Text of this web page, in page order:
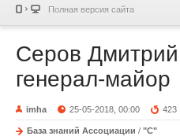
Полная версия сайта
Серов Дмитрий
генерал-майор
imha 25-05-2018, 00:00 423
База знаний Ассоциации / "С"